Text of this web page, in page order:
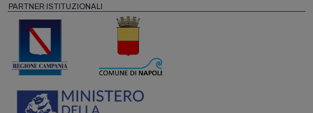
PARTNER ISTITUZIONALI